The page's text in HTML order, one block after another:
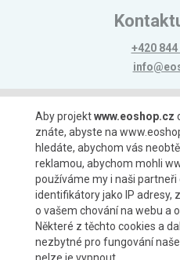
+420 844
Aby projektwww.eoshop.cz
znáte, abyste na
hledáte, abychom vás
reklamou, abychom mohli
používáme my i naši partneři
identifikátory jako IP adresy,
o vašem chování na webu a
Některé z těchto cookies a
nezbytné pro fungování